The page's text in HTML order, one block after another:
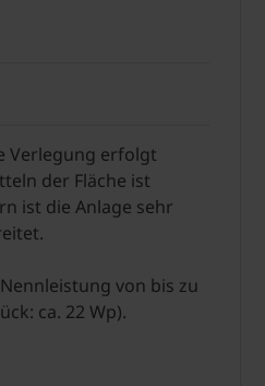
Verlegung erfolgt
der Fläche ist
ist die Anlage sehr
von bis zu
ca. 22 Wp).